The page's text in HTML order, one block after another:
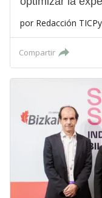
por Redacción
Compartir